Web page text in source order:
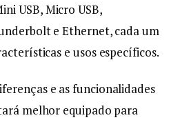
USB, Micro USB,
e Ethernet, cada um
e usos específicos.
e as funcionalidades
melhor equipado para